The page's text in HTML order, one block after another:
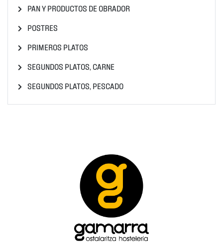
PAN Y PRODUCTOS DE OBRADOR
POSTRES
PRIMEROS PLATOS
SEGUNDOS PLATOS, CARNE
SEGUNDOS PLATOS, PESCADO